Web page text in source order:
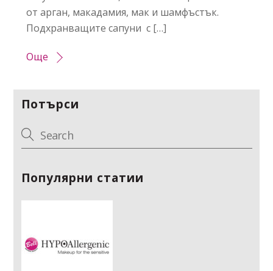
от арган, макадамия, мак и шамфъстък.
Подхранващите сапуни с […]
Още
Потърси
Популярни статии